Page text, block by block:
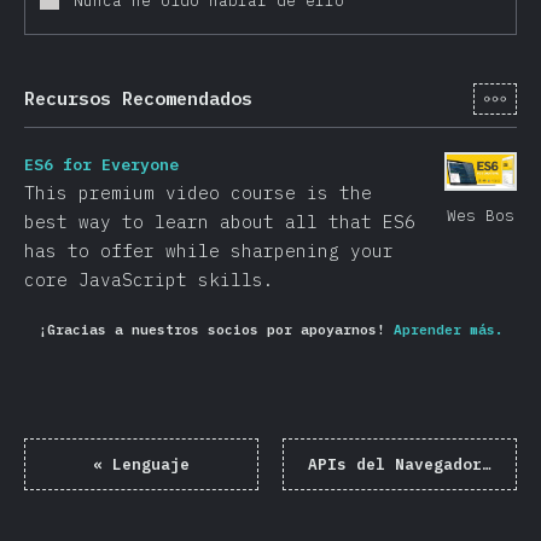
Recursos Recomendados [es-
Wes Bos
ES6 for Everyone
This premium video course is the
best way to learn about all that ES6
has to offer while sharpening your
core JavaScript skills.
¡Gracias a nuestros socios por apoyarnos! Aprender más.
« Lenguaje APIs del Navegador
»